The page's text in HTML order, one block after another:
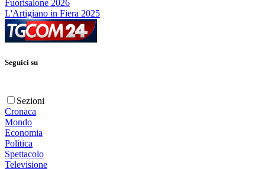
Fuorisalone 2026
L'Artigiano in Fiera 2025
Seguici su
Sezioni
Cronaca
Mondo
Economia
Politica
Spettacolo
Televisione